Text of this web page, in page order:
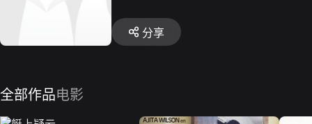
分享
全部作品电影